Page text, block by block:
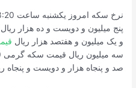
پنج میلیون و دویست و ده هزار ریال
و یک میلیون و هفتصد هزار ریال
صد و پنجاه هزار و دویست و پنجاه